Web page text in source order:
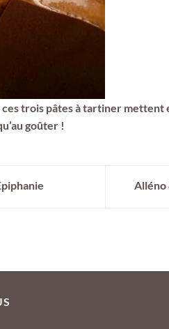
trois pâtes à tartiner
goûter !
Alléno